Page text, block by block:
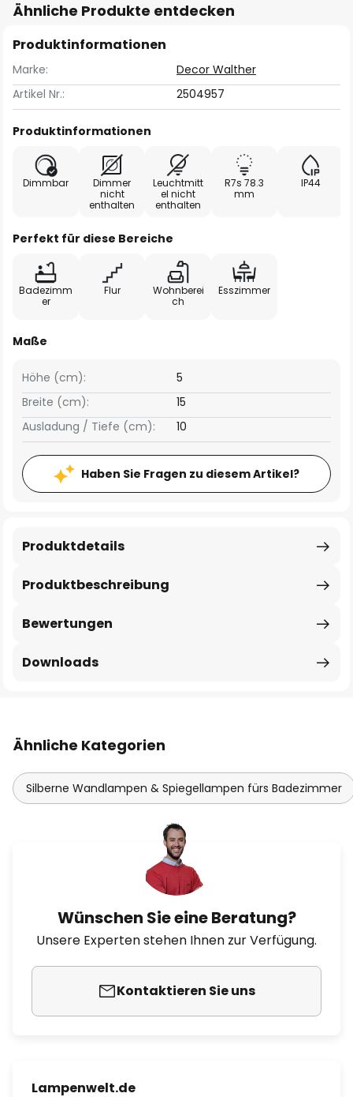
Ähnliche Produkte entdecken
Produktinformationen
Marke:
Decor Walther
Artikel Nr.:
2504957
Produktinformationen
Dimmbar
Dimmer
nicht
enthalten
Leuchtmitt
el nicht
enthalten
R7s 78.3
mm
IP44
Perfekt für diese Bereiche
Badezimm
er
Flur
Wohnberei
ch
Esszimmer
Maße
Breite (cm): 15
Höhe (cm): 5
Ausladung / Tiefe (cm): 10
Haben Sie Fragen zu diesem Artikel?
Produktbeschreibung
Produktdetails
Bewertungen
Downloads
Ähnliche Kategorien
Silberne Wandlampen & Spiegellampen fürs Badezimmer
Wünschen Sie eine Beratung?
Unsere Experten stehen Ihnen zur Verfügung.
Kontaktieren Sie uns
Lampenwelt.de